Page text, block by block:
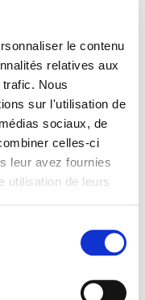
le contenu
relatives aux
Nous
sur l'utilisation de
sociaux, de
celles-ci
leur avez fournies
utilisation de leurs
50% en